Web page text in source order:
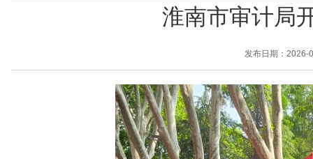
淮南市审计局
发布日期：2026-